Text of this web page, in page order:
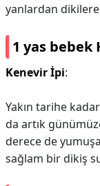
yanlardan
1 yas bebek
Kenevir İpi:
Yakın tarihe
da artık
derece de
sağlam bir dikiş